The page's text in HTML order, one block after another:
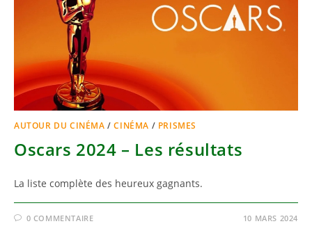
AUTOUR DU CINÉMA /CINÉMA / PRISMES
Oscars 2024 – Les résultats
La liste complète des heureux gagnants.
0 COMMENTAIRE 10 MARS 2024